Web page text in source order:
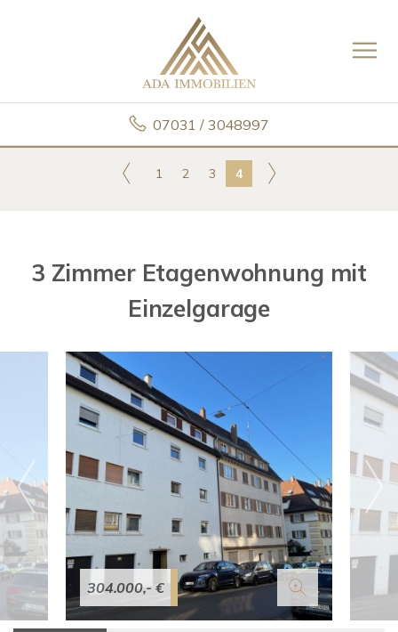
07031 / 3048997
1 2 3 4
3 Zimmer Etagenwohnung mit
Einzelgarage
304.000,- €